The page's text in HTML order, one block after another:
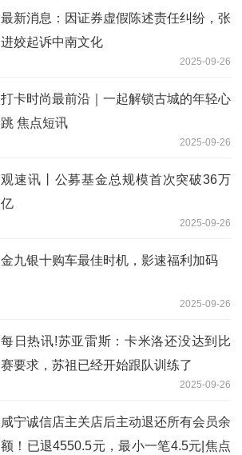
最新消息：因证券虚假陈述责任纠纷，张
进姣起诉中南文化
2025-09-26
打卡时尚最前沿｜一起解锁古城的年轻心
跳 焦点短讯
2025-09-26
观速讯丨公募基金总规模首次突破36万
亿
2025-09-26
金九银十购车最佳时机，影速福利加码
2025-09-26
每日热讯!苏亚雷斯：卡米洛还没达到比
赛要求，苏祖已经开始跟队训练了
2025-09-26
咸宁诚信店主关店后主动退还所有会员余
额！已退4550.5元，最小一笔4.5元|焦点